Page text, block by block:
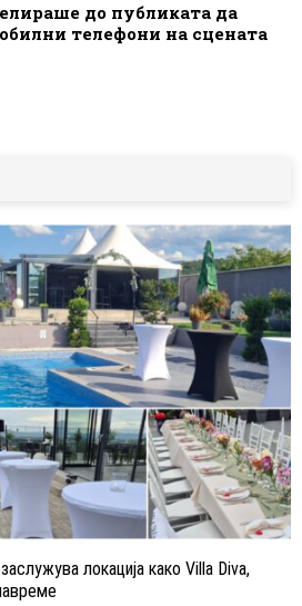
до публиката да
телефони на сцената
локација како Villa Diva,